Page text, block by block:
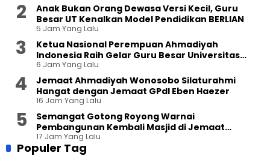
Anak Bukan Orang Dewasa Versi Kecil, Guru
Besar UT Kenalkan Model Pendidikan BERLIAN
5 Jam Yang Lalu
Ketua Nasional Perempuan Ahmadiyah
Indonesia Raih Gelar Guru Besar Universitas
Terbuka
6 Jam Yang Lalu
Jemaat Ahmadiyah Wonosobo Silaturahmi
Hangat dengan Jemaat GPdI Eben Haezer
16 Jam Yang Lalu
Semangat Gotong Royong Warnai
Pembangunan Kembali Masjid di Jemaat
Ahmadiyah Sukapura
17 Jam Yang Lalu
Populer Tag